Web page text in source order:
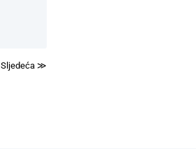
Sljedeća ≫